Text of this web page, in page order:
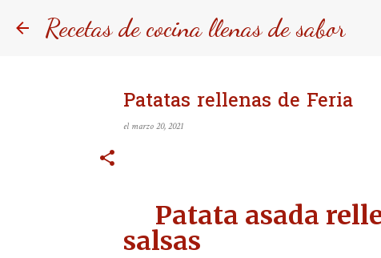
Recetas de cocina llenas de sabor
Patatas rellenas de Feria
el marzo 20, 2021
Patata asada
salsas